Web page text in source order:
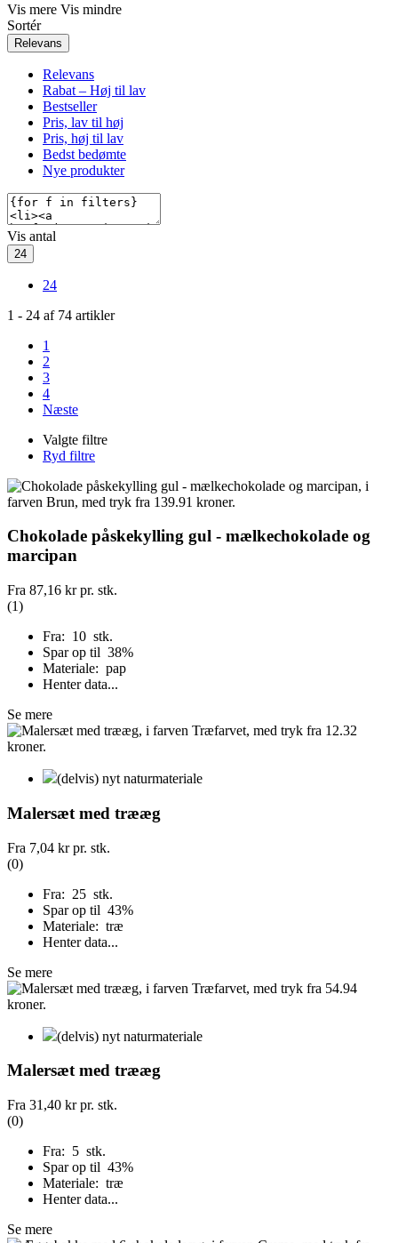
Vis mere Vis mindre
Sortér
Relevans
Relevans
Rabat – Høj til lav
Bestseller
Pris, lav til høj
Pris, høj til lav
Bedst bedømte
Nye produkter
Vis antal
24
24
1 - 24 af 74 artikler
1
2
3
4
Næste
Valgte filtre
Ryd filtre
Chokolade påskekylling gul - mælkechokolade og
marcipan
Fra 87,16 krpr. stk.
(1)
Fra: 10 stk.
Spar op til 38%
Materiale: pap
Henter data...
Se mere
(delvis) nyt naturmateriale
Malersæt med trææg
Fra 7,04 krpr. stk.
(0)
Fra: 25 stk.
Spar op til 43%
Materiale: træ
Henter data...
Se mere
(delvis) nyt naturmateriale
Malersæt med trææg
Fra 31,40 krpr. stk.
(0)
Fra: 5 stk.
Spar op til 43%
Materiale: træ
Henter data...
Se mere